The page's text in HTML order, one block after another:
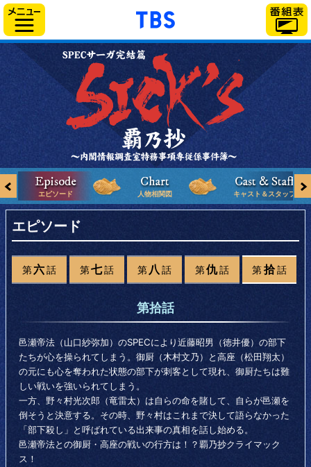
「TBSテレビ」トップ
エピソード 人物相関図 キャスト＆スタッフ
エピソー ド
第六話 第七話 第八話 第仇話 第拾話
第拾話
邑瀬帝法（山口紗弥加）のSPECにより近藤昭男（徳井優）の部下
たちが心を操られてしまう。御厨（木村文乃）と高座（松田翔太）
の元にも心を奪われた状態の部下が刺客として現れ、御厨たちは難
しい戦いを強いられてしまう。
一方、野々村光次郎（竜雷太）は自らの命を賭して、自らが邑瀬を
倒そうと決意する。その時、野々村はこれまで決して語らなかった
「部下殺し」と呼ばれている出来事の真相を話し始める。
邑瀬帝法との御厨・高座の戦いの行方は！？覇乃抄クライマック
ス！